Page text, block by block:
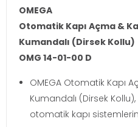
OMEGA
Otomatik Kapı Açma &
Kumandalı (Dirsek Kollu)
OMG 14-01-00 D
OMEGA Otomatik Kapı
Kumandalı (Dirsek
otomatik kapı